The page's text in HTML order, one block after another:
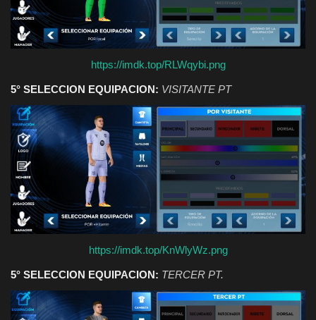
https://imdk.top/RLWqybi.png
5° SELECCION EQUIPACION: VISITANTE PT
https://imdk.top/KnWlyWz.png
5° SELECCION EQUIPACION: TERCER PT.